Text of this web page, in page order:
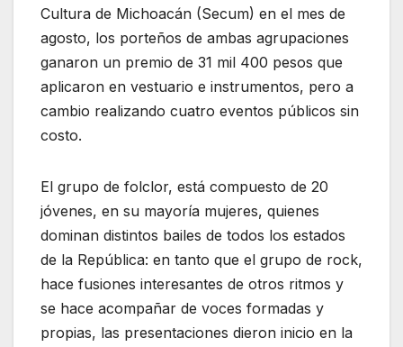
Cultura de Michoacán (Secum) en el mes de
agosto, los porteños de ambas agrupaciones
ganaron un premio de 31 mil 400 pesos que
aplicaron en vestuario e instrumentos, pero a
cambio realizando cuatro eventos públicos sin
costo.
El grupo de folclor, está compuesto de 20
jóvenes, en su mayoría mujeres, quienes
dominan distintos bailes de todos los estados
de la República: en tanto que el grupo de rock,
hace fusiones interesantes de otros ritmos y
se hace acompañar de voces formadas y
propias, las presentaciones dieron inicio en la